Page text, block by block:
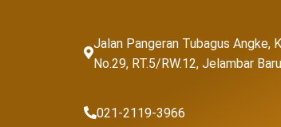
Jalan Pangeran Tubagus Angke,
No.29, RT.5/RW.12, Jelambar
021-2119-3966